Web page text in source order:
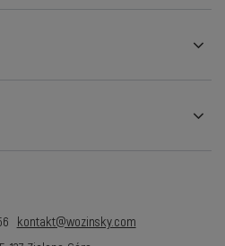
kontakt@wozinsky.com